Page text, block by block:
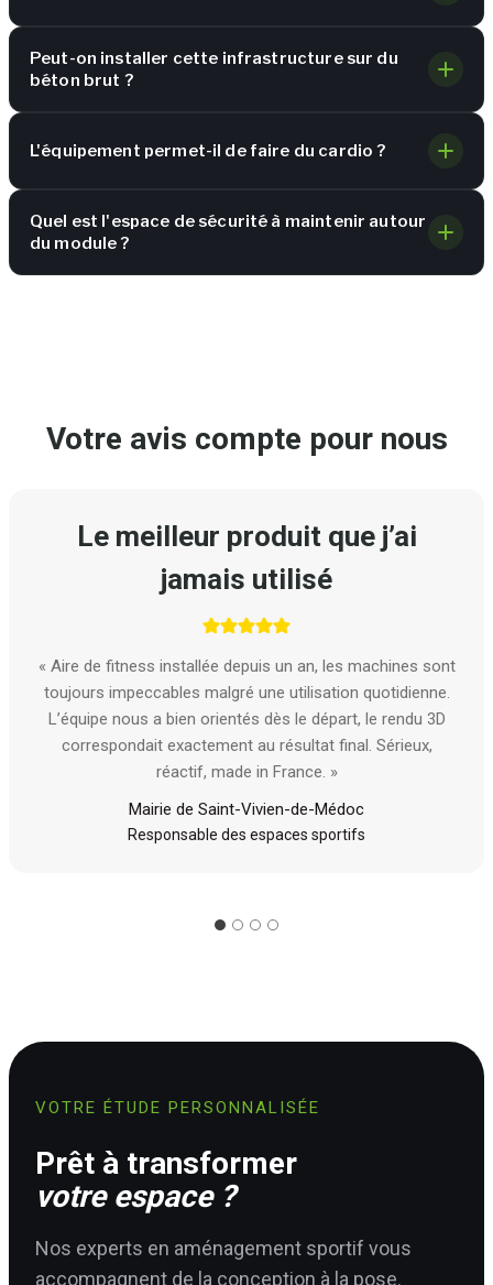
Peut-on installer cette infrastructure sur du
béton brut ?
L'équipement permet-il de faire du cardio ?
Quel est l'espace de sécurité à maintenir autour
du module ?
Votre avis compte pour nous
Le meilleur produit que j’ai
jamais utilisé
« Aire de fitness installée depuis un an, les machines sont
toujours impeccables malgré une utilisation quotidienne.
L’équipe nous a bien orientés dès le départ, le rendu 3D
correspondait exactement au résultat final. Sérieux,
réactif, made in France. »
Mairie de Saint-Vivien-de-Médoc
Responsable des espaces sportifs
VOTRE ÉTUDE PERSONNALISÉE
Prêt à transformer
votre espace ?
Nos experts en aménagement sportif vous
accompagnent de la conception à la pose.